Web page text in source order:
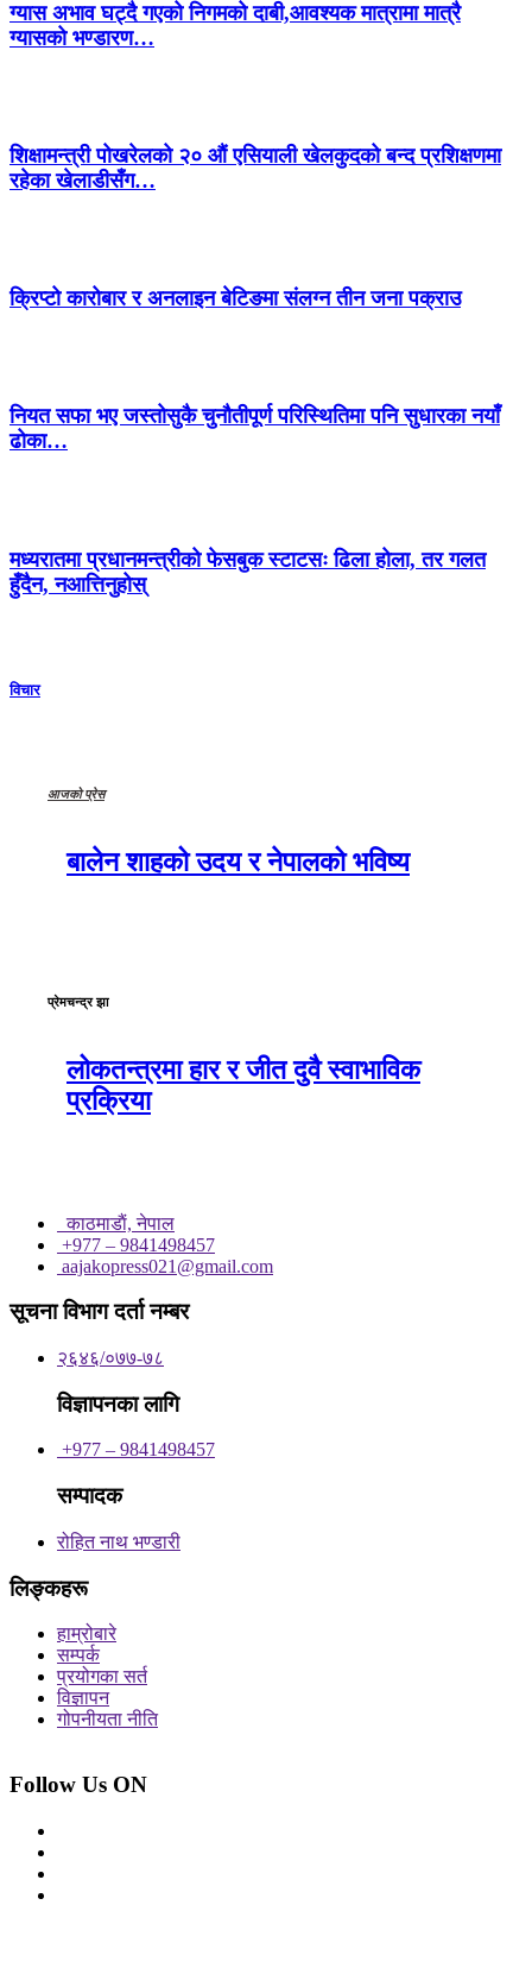
ग्यास अभाव घट्दै गएको निगमको दाबी,आवश्यक मात्रामा मात्रै
ग्यासको भण्डारण…
शिक्षामन्त्री पोखरेलको २० औं एसियाली खेलकुदको बन्द प्रशिक्षणमा
रहेका खेलाडीसँग…
क्रिप्टो कारोबार र अनलाइन बेटिङमा संलग्न तीन जना पक्राउ
नियत सफा भए जस्तोसुकै चुनौतीपूर्ण परिस्थितिमा पनि सुधारका नयाँ
ढोका…
मध्यरातमा प्रधानमन्त्रीको फेसबुक स्टाटसः ढिला होला, तर गलत
हुँदैन, नआत्तिनुहोस्
विचार
आजको प्रेस
बालेन शाहको उदय र नेपालको भविष्य
प्रेमचन्द्र झा
लोकतन्त्रमा हार र जीत दुवै स्वाभाविक
प्रक्रिया
काठमाडाैं, नेपाल
+977 – 9841498457
aajakopress021@gmail.com
सूचना विभाग दर्ता नम्बर
२६४६/०७७-७८
विज्ञापनका लागि
+977 – 9841498457
सम्पादक
रोहित नाथ भण्डारी
लिङ्कहरू
हाम्रोबारे
सम्पर्क
प्रयोगका सर्त
विज्ञापन
गोपनीयता नीति
Follow Us ON